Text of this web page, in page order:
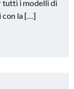
tutti i modelli di
con la […]